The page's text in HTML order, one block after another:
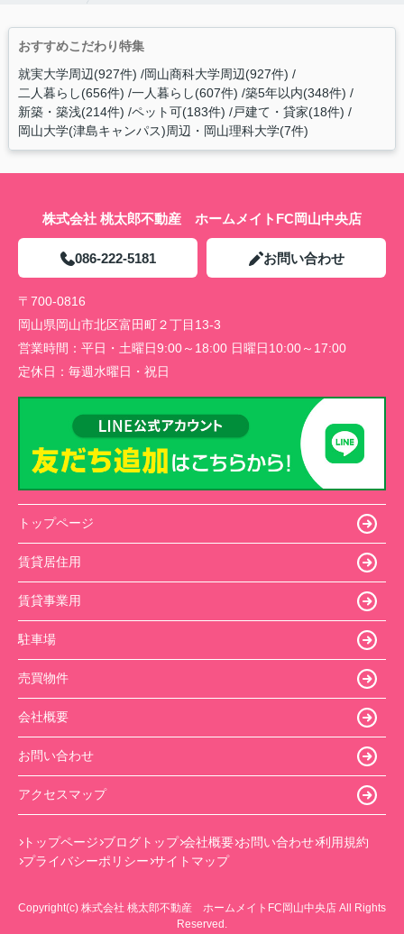
おすすめこだわり特集
就実大学周辺(927件) 岡山商科大学周辺(927件)
二人暮らし(656件) 一人暮らし(607件) 築5年以内(348件)
新築・築浅(214件) ペット可(183件) 戸建て・貸家(18件)
岡山大学(津島キャンパス)周辺・岡山理科大学(7件)
株式会社 桃太郎不動産 ホームメイトFC岡山中央店
086-222-5181 お問い合わせ
〒700-0816
岡山県岡山市北区富田町２丁目13-3
営業時間： 平日・土曜日9:00～18:00 日曜日10:00～17:00
定休日： 毎週水曜日・祝日
トップページ
賃貸居住用
賃貸事業用
駐車場
売買物件
会社概要
お問い合わせ
アクセスマップ
トップページ ブログトップ 会社概要 お問い合わせ 利用規約
プライバシーポリシー サイトマップ
Copyright(c) 株式会社 桃太郎不動産 ホームメイトFC岡山中央店 All Rights
Reserved.